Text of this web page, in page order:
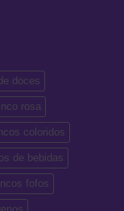
doces
rosa
coloridos
de bebidas
fofos